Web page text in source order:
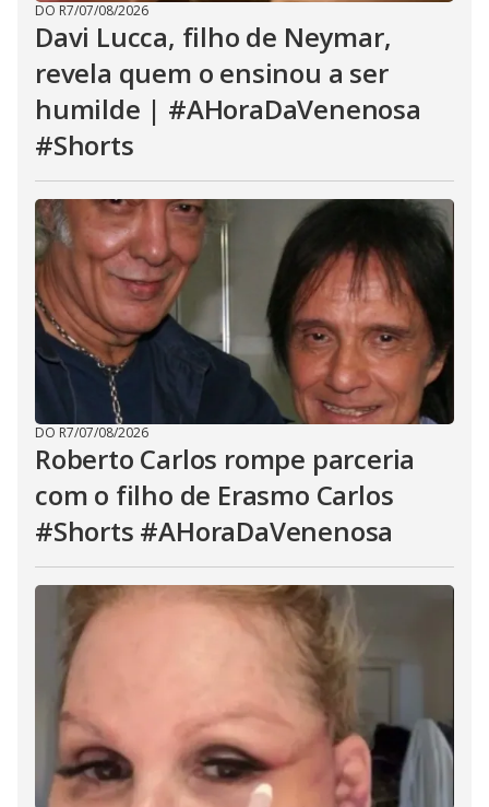
DO R7/07/08/2026
Davi Lucca, filho de Neymar,
revela quem o ensinou a ser
humilde | #AHoraDaVenenosa
#Shorts
DO R7/07/08/2026
Roberto Carlos rompe parceria
com o filho de Erasmo Carlos
#Shorts #AHoraDaVenenosa